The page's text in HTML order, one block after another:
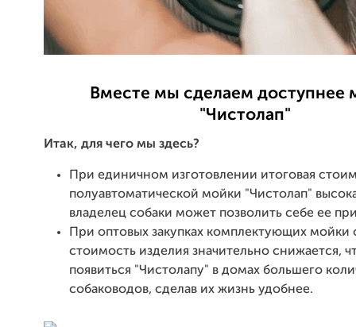
Вместе мы сделаем доступнее
"Чистолап"
Итак, для чего мы здесь?
При единичном изготовлении итоговая
полуавтоматической мойки "Чистолап"
владелец собаки может позволить себе ее
При оптовых закупках комплектующих мойки
стоимость изделия значительно снижается,
появиться "Чистолапу" в домах большего
собаководов, сделав их жизнь удобнее.